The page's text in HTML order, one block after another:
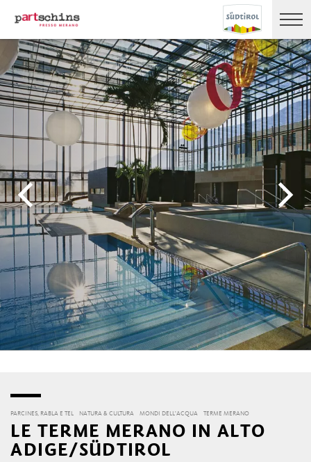
PARCINES, RABLA E TEL NATURA & CULTURA MONDI DELL'ACQUA TERME MERANO
LE TERME MERANO IN ALTO
ADIGE/SÜDTIROL